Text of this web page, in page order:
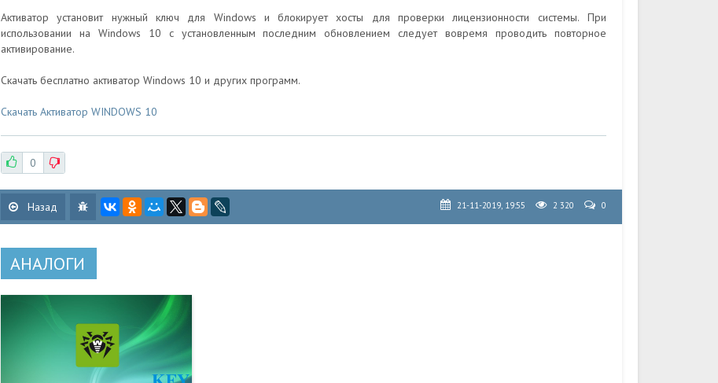
Активатор установит нужный ключ для Windows и блокирует хосты для проверки лицензионности системы. При
использовании на Windows 10 с установленным последним обновлением следует вовремя проводить повторное
активирование.
Скачать бесплатно активатор Windows 10 и других программ.
Скачать Активатор WINDOWS 10
0
Назад 21-11-2019, 19:55 2 320 0
АНАЛОГИ